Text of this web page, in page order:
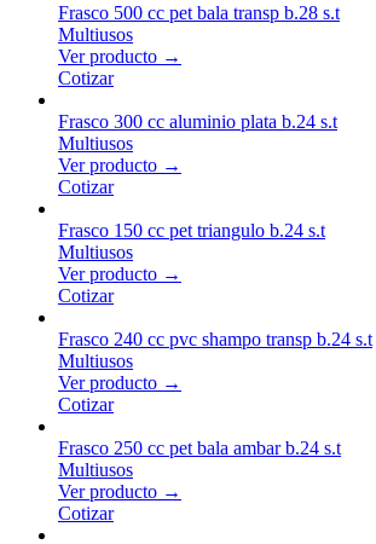
Frasco 500 cc pet bala transp b.28 s.t
Multiusos
Ver producto →
Cotizar
Frasco 300 cc aluminio plata b.24 s.t
Multiusos
Ver producto →
Cotizar
Frasco 150 cc pet triangulo b.24 s.t
Multiusos
Ver producto →
Cotizar
Frasco 240 cc pvc shampo transp b.24 s.t
Multiusos
Ver producto →
Cotizar
Frasco 250 cc pet bala ambar b.24 s.t
Multiusos
Ver producto →
Cotizar